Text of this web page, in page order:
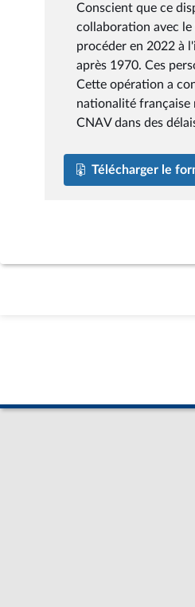
Conscient que ce
collaboration avec le
procéder en 2022 à
après 1970. Ces
Cette opération a
nationalité française
CNAV dans des
Télécharger le